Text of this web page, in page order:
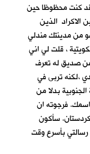
كنت محظوظا حين
الاكراد الذين
من مدينتك مندلي
، قلت لي اني
صديق له تعرف
،لكنه تربى في
بدلا من
فرجوته ان
سأكون
بأسرع وقت